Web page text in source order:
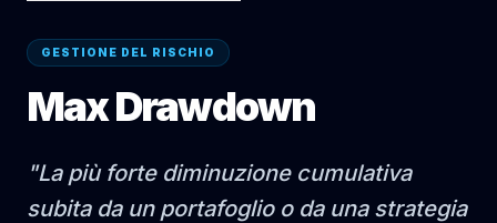
GESTIONE DEL RISCHIO
Max Drawdown
"La più forte diminuzione cumulativa
subita da un portafoglio o da una strategia